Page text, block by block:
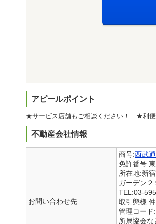
アピールポイント
★サービス店舗もご相談ください！ ★利
不動産会社情報
お問い合わせ先
商号:西武
免許番号:
所在地:新
ガーデン２
TEL:03-
取引態様:
管理コード:
所属協会な